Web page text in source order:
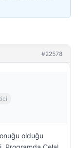
#22578
olduğu